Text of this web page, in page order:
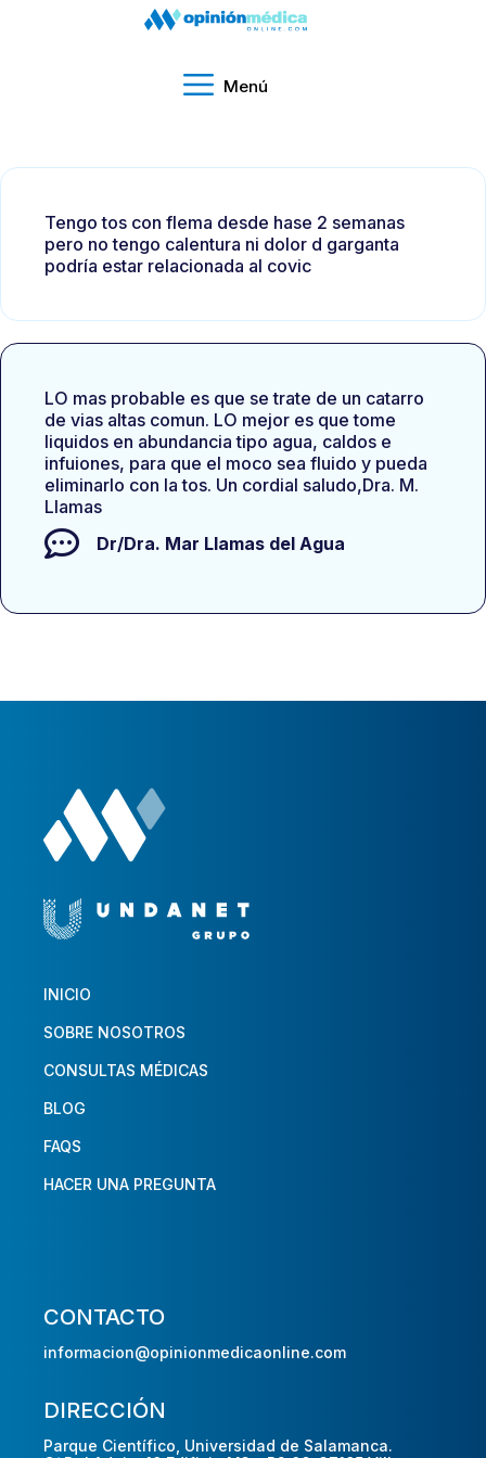
Menú
Tengo tos con flema desde hase 2 semanas
pero no tengo calentura ni dolor d garganta
podría estar relacionada al covic
LO mas probable es que se trate de un catarro
de vias altas comun. LO mejor es que tome
liquidos en abundancia tipo agua, caldos e
infuiones, para que el moco sea fluido y pueda
eliminarlo con la tos. Un cordial saludo,Dra. M.
Llamas
Dr/Dra. Mar Llamas del Agua
INICIO
SOBRE NOSOTROS
CONSULTAS MÉDICAS
BLOG
FAQS
HACER UNA PREGUNTA
CONTACTO
informacion@opinionmedicaonline.com
DIRECCIÓN
Parque Científico, Universidad de Salamanca.